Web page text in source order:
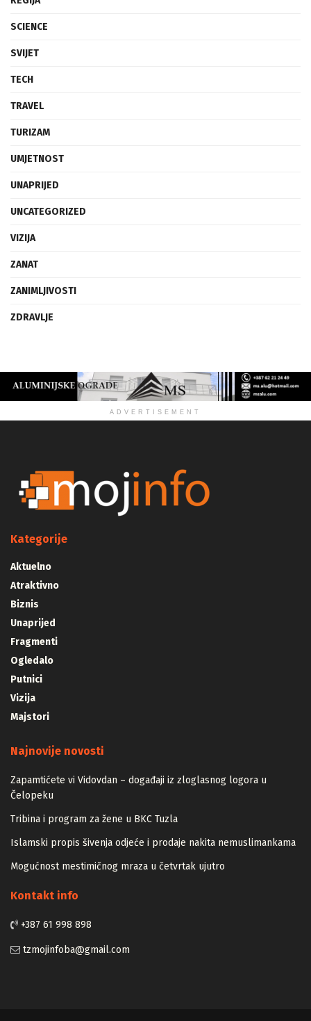
SCIENCE
SVIJET
TECH
TRAVEL
TURIZAM
UMJETNOST
UNAPRIJED
UNCATEGORIZED
VIZIJA
ZANAT
ZANIMLJIVOSTI
ZDRAVLJE
ADVERTISEMENT
Kategorije
Aktuelno
Atraktivno
Biznis
Unaprijed
Fragmenti
Ogledalo
Putnici
Vizija
Majstori
Najnovije novosti
Zapamtićete vi Vidovdan – događaji iz zloglasnog logora u
Čelopeku
Tribina i program za žene u BKC Tuzla
Islamski propis šivenja odjeće i prodaje nakita nemuslimankama
Mogućnost mestimičnog mraza u četvrtak ujutro
Kontakt info
+387 61 998 898
tzmojinfoba@gmail.com